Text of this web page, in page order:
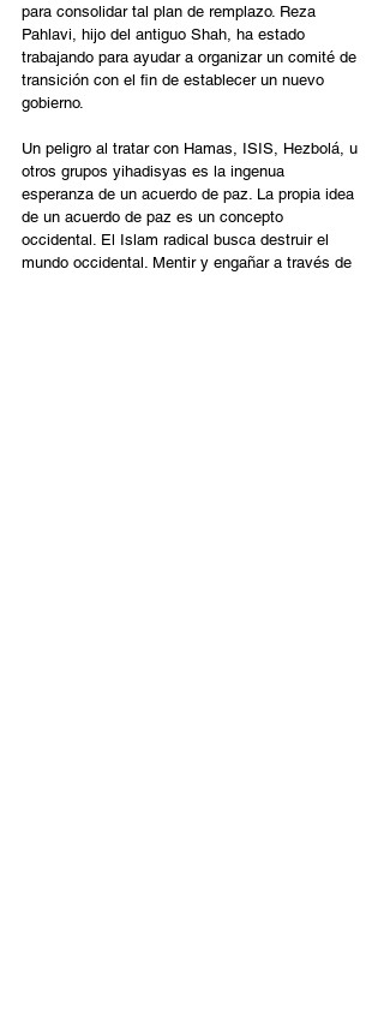
para consolidar tal plan de remplazo. Reza
Pahlavi, hijo del antiguo Shah, ha estado
trabajando para ayudar a organizar un comité de
transición con el fin de establecer un nuevo
gobierno.
Un peligro al tratar con Hamas, ISIS, Hezbolá, u
otros grupos yihadisyas es la ingenua
esperanza de un acuerdo de paz. La propia idea
de un acuerdo de paz es un concepto
occidental. El Islam radical busca destruir el
mundo occidental. Mentir y engañar a través de